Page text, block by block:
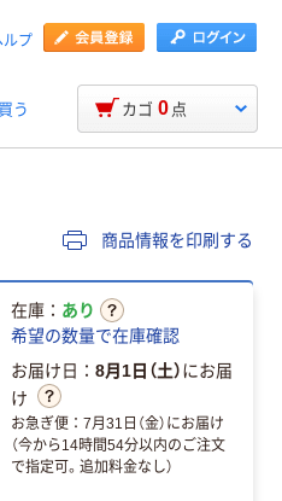
ルプ
う カゴ 0 点
商品情報を印刷する
在庫： あり
希望の数量で在庫確認
お届け日： 8月1日（土）にお届
け
お急ぎ便：7月31日（金）にお届け
（今から14時間54分以内のご注文
で指定可。追加料金なし）